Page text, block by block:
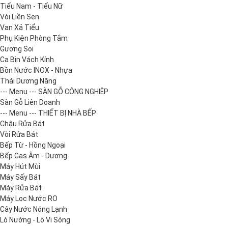
Tiểu Nam - Tiểu Nữ
Vòi Liền Sen
Van Xả Tiểu
Phụ Kiện Phòng Tắm
Gương Soi
Ca Bin Vách Kính
Bồn Nước INOX - Nhựa
Thái Dương Năng
--- Menu --- SÀN GỖ CÔNG NGHIỆP
Sàn Gỗ Liên Doanh
--- Menu --- THIẾT BỊ NHÀ BẾP
Chậu Rửa Bát
Vòi Rửa Bát
Bếp Từ - Hồng Ngoại
Bếp Gas Âm - Dương
Máy Hút Mùi
Máy Sấy Bát
Máy Rửa Bát
Máy Lọc Nước RO
Cây Nước Nóng Lạnh
Lò Nướng - Lò Vi Sóng